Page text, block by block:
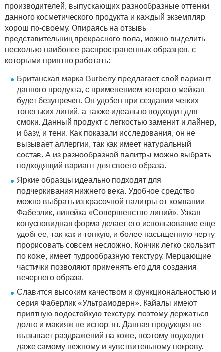
производителей, выпускающих разнообразные оттенки
данного косметического продукта и каждый экземпляр
хорош по-своему. Опираясь на отзывы
представительниц прекрасного пола, можно выделить
несколько наиболее распространенных образцов, с
которыми приятно работать:
Британская марка Burberry предлагает свой вариант
данного продукта, с применением которого мейкап
будет безупречен. Он удобен при создании четких
тоненьких линий, а также идеально подходит для
смоки. Данный продукт с легкостью заменит и лайнер,
и базу, и тени. Как показали исследования, он не
вызывает аллергии, так как имеет натуральный
состав. А из разнообразной палитры можно выбрать
подходящий вариант для своего образа.
Яркие образцы идеально подходят для
подчеркивания нижнего века. Удобное средство
можно выбрать из красочной палитры от компании
Фаберлик, линейка «Совершенство линий». Узкая
конусновидная форма делает его использование еще
удобнее, так как и тонкую, и более насыщенную черту
прорисовать совсем несложно. Кончик легко скользит
по коже, имеет пудрообразную текстуру. Мерцающие
частички позволяют применять его для создания
вечернего образа.
Славится высоким качеством и функциональностью и
серия Фаберлик «Ультрамодерн». Кайалы имеют
приятную водостойкую текстуру, поэтому держаться
долго и макияж не испортят. Данная продукция не
вызывает раздражений на коже, поэтому подходит
даже самому нежному и чувствительному покрову.